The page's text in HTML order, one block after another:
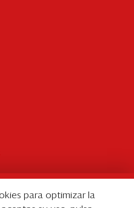
para optimizar la